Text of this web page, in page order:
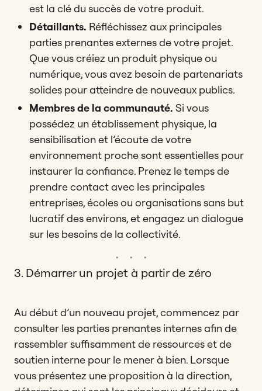
est la clé du succès de votre produit.
Détaillants. Réfléchissez aux principales
parties prenantes externes de votre projet.
Que vous créiez un produit physique ou
numérique, vous avez besoin de partenariats
solides pour atteindre de nouveaux publics.
Membres de la communauté. Si vous
possédez un établissement physique, la
sensibilisation et l’écoute de votre
environnement proche sont essentielles pour
instaurer la confiance. Prenez le temps de
prendre contact avec les principales
entreprises, écoles ou organisations sans but
lucratif des environs, et engagez un dialogue
sur les besoins de la collectivité.
3. Démarrer un projet à partir de zéro
Au début d’un nouveau projet, commencez par
consulter les parties prenantes internes afin de
rassembler suffisamment de ressources et de
soutien interne pour le mener à bien. Lorsque
vous présentez une proposition à la direction,